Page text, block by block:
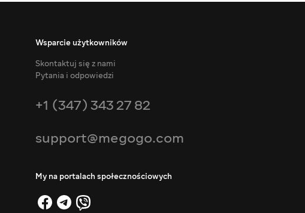
Wsparcie użytkowników
Skontaktuj się z nami
Pytania i odpowiedzi
+1 (347) 343 27 82
support@megogo.com
My na portalach społecznościowych